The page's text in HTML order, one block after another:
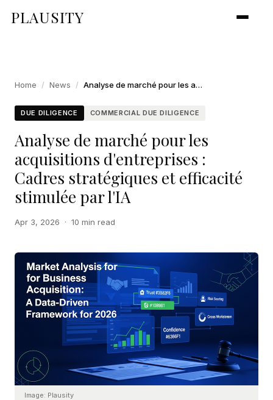
PLAUSITY
Home / News / Analyse de marché pour les acquisitions d'entreprises : Cadres stratégiques et efficacité stimulée par l'IA
DUE DILIGENCE COMMERCIAL DUE DILIGENCE
Analyse de marché pour les
acquisitions d'entreprises :
Cadres stratégiques et efficacité
stimulée par l'IA
Apr 3, 2026 · 10 min read
Image: Plausity